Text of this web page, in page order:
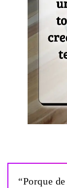
“Porque